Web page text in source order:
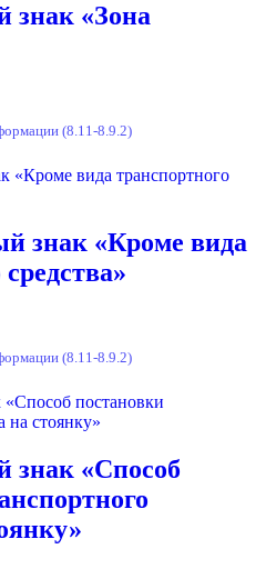
знак «Зона
(8.11-8.9.2)
знак «Кроме вида
(8.11-8.9.2)
знак «Способ